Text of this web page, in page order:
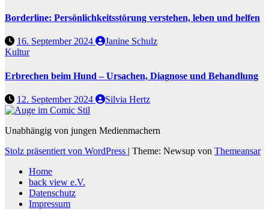
Borderline: Persönlichkeitsstörung verstehen, leben und helfen
16. September 2024
Janine Schulz
Kultur
Erbrechen beim Hund – Ursachen, Diagnose und Behandlung
12. September 2024 Silvia Hertz
Unabhängig von jungen Medienmachern
Stolz präsentiert von WordPress | Theme: Newsup von Themeansar
Home
back view e.V.
Datenschutz
Impressum